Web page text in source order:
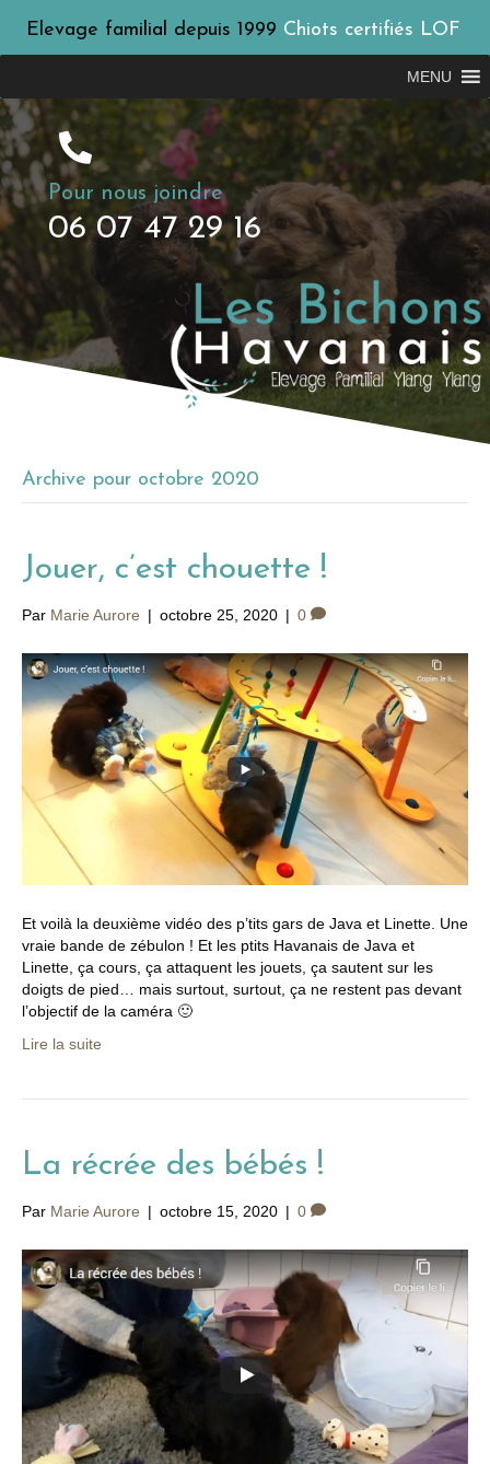
Elevage familial depuis 1999 Chiots certifiés LOF
MENU
Pour nous joindre
06 07 47 29 16
Archive pour octobre 2020
Jouer, c’est chouette !
Par Marie Aurore | octobre 25, 2020 | 0
Et voilà la deuxième vidéo des p’tits gars de Java et Linette. Une
vraie bande de zébulon ! Et les ptits Havanais de Java et
Linette, ça cours, ça attaquent les jouets, ça sautent sur les
doigts de pied… mais surtout, surtout, ça ne restent pas devant
l’objectif de la caméra 🙂
Lire la suite
La récrée des bébés !
Par Marie Aurore | octobre 15, 2020 | 0